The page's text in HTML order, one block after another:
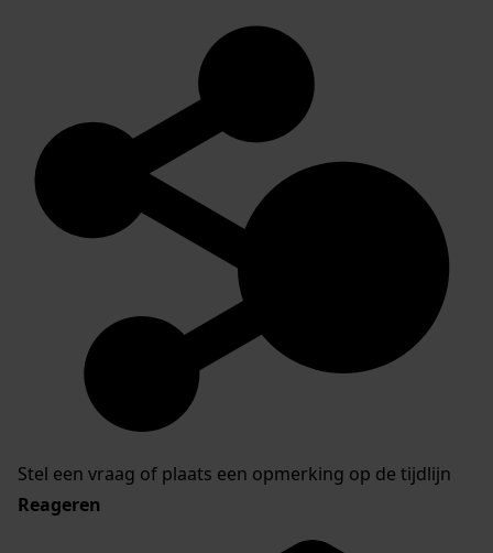
Stel een vraag of plaats een opmerking op de tijdlijn
Reageren